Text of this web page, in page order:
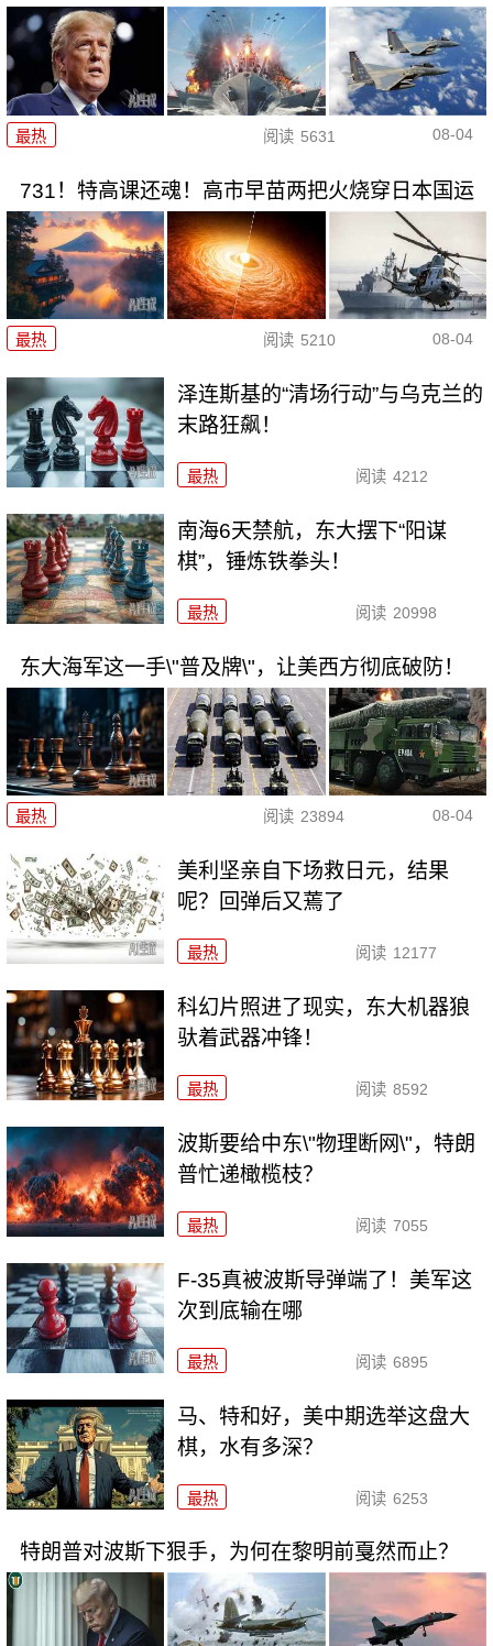
最热 阅读 5631 08-04
731！特高课还魂！高市早苗两把火烧穿日本国运
最热 阅读 5210 08-04
泽连斯基的“清场行动”与乌克兰的
末路狂飙！
最热 阅读 4212
南海6天禁航，东大摆下“阳谋
棋”，锤炼铁拳头！
最热 阅读 20998
东大海军这一手\"普及牌\"，让美西方彻底破防！
最热 阅读 23894 08-04
美利坚亲自下场救日元，结果
呢？回弹后又蔫了
最热 阅读 12177
科幻片照进了现实，东大机器狼
驮着武器冲锋！
最热 阅读 8592
波斯要给中东\"物理断网\"，特朗
普忙递橄榄枝？
最热 阅读 7055
F-35真被波斯导弹端了！美军这
次到底输在哪
最热 阅读 6895
马、特和好，美中期选举这盘大
棋，水有多深？
最热 阅读 6253
特朗普对波斯下狠手，为何在黎明前戛然而止？